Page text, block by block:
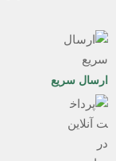
ارسال سریع